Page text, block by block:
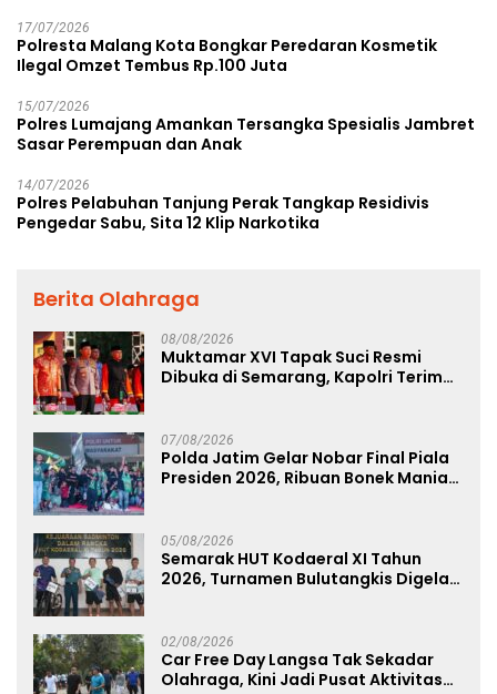
17/07/2026
Polresta Malang Kota Bongkar Peredaran Kosmetik
Ilegal Omzet Tembus Rp.100 Juta
15/07/2026
Polres Lumajang Amankan Tersangka Spesialis Jambret
Sasar Perempuan dan Anak
14/07/2026
Polres Pelabuhan Tanjung Perak Tangkap Residivis
Pengedar Sabu, Sita 12 Klip Narkotika
Berita Olahraga
08/08/2026
Muktamar XVI Tapak Suci Resmi
Dibuka di Semarang, Kapolri Terima
07/08/2026
Polda Jatim Gelar Nobar Final Piala
Presiden 2026, Ribuan Bonek Mania
05/08/2026
Semarak HUT Kodaeral XI Tahun
2026, Turnamen Bulutangkis Digelar
02/08/2026
Car Free Day Langsa Tak Sekadar
Olahraga, Kini Jadi Pusat Aktivitas